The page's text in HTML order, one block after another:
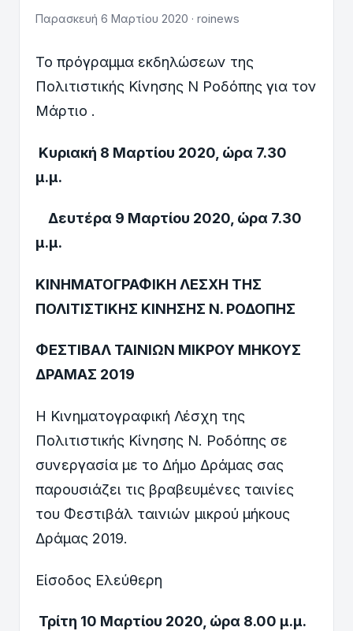
Παρασκευή 6 Μαρτίου 2020 · roinews
Το πρόγραμμα εκδηλώσεων της
Πολιτιστικής Κίνησης Ν Ροδόπης για τον
Μάρτιο .
Κυριακή 8 Μαρτίου 2020, ώρα 7.30
μ.μ.
Δευτέρα 9 Μαρτίου 2020, ώρα 7.30
μ.μ.
ΚΙΝΗΜΑΤΟΓΡΑΦΙΚΗ ΛΕΣΧΗ ΤΗΣ
ΠΟΛΙΤΙΣΤΙΚΗΣ ΚΙΝΗΣΗΣ Ν. ΡΟΔΟΠΗΣ
ΦΕΣΤΙΒΑΛ ΤΑΙΝΙΩΝ ΜΙΚΡΟΥ ΜΗΚΟΥΣ
ΔΡΑΜΑΣ 2019
Η Κινηματογραφική Λέσχη της
Πολιτιστικής Κίνησης Ν. Ροδόπης σε
συνεργασία με το Δήμο Δράμας σας
παρουσιάζει τις βραβευμένες ταινίες
του Φεστιβάλ ταινιών μικρού μήκους
Δράμας 2019.
Είσοδος Ελεύθερη
Τρίτη 10 Μαρτίου 2020, ώρα 8.00 μ.μ.